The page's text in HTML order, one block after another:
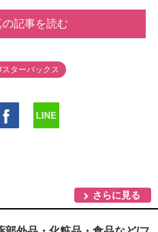
の記事を読む
スターバックス
さらに見る